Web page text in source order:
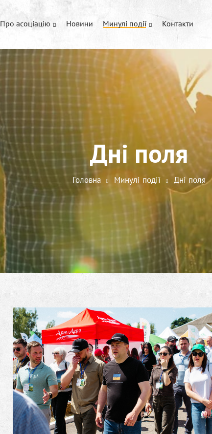
Про асоціацію Новини Минулі події Контакти
Дні поля
Головна Минулі події Дні поля